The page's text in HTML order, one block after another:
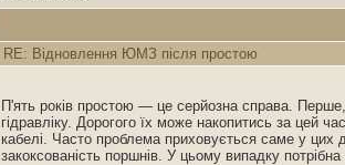
RE: Відновлення ЮМЗ після простою
П'ять років простою — це серйозна справа.
гідравліку. Дорогого їх може накопитись за цей
кабелі. Часто проблема приховується саме у
закоксованість поршнів. У цьому випадку